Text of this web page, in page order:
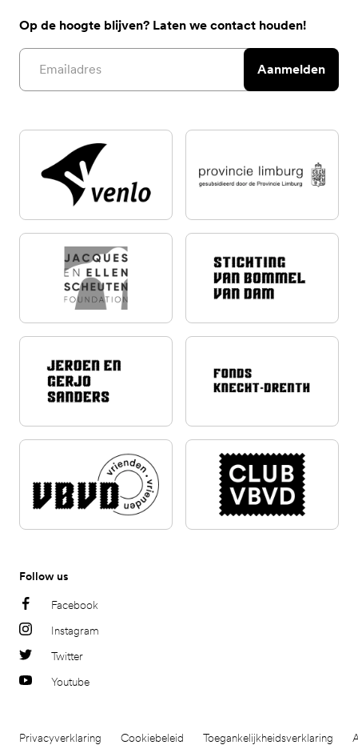
Op de hoogte blijven? Laten we contact houden!
Email address
Aanmelden
Follow us
Facebook
Instagram
Twitter
Youtube
Privacyverklaring Cookiebeleid Toegankelijkheidsverklaring